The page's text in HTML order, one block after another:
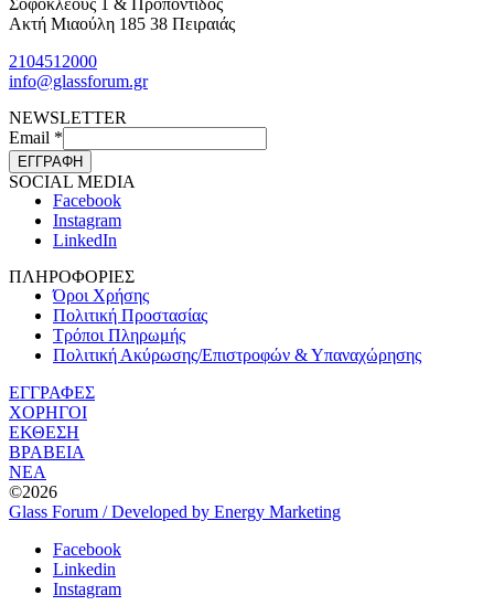
Σοφοκλέους 1 & Προποντίδος
Ακτή Μιαούλη 185 38 Πειραιάς
2104512000
info@glassforum.gr
NEWSLETTER
Email *
ΕΓΓΡΑΦΗ
SOCIAL MEDIA
Facebook
Instagram
LinkedIn
ΠΛΗΡΟΦΟΡΙΕΣ
Όροι Χρήσης
Πολιτική Προστασίας
Τρόποι Πληρωμής
Πολιτική Ακύρωσης/Επιστροφών & Υπαναχώρησης
ΕΓΓΡΑΦΕΣ
ΧΟΡΗΓΟΙ
ΕΚΘΕΣΗ
ΒΡΑΒΕΙΑ
ΝΕΑ
©2026
Glass Forum / Developed by Energy Marketing
Facebook
Linkedin
Instagram